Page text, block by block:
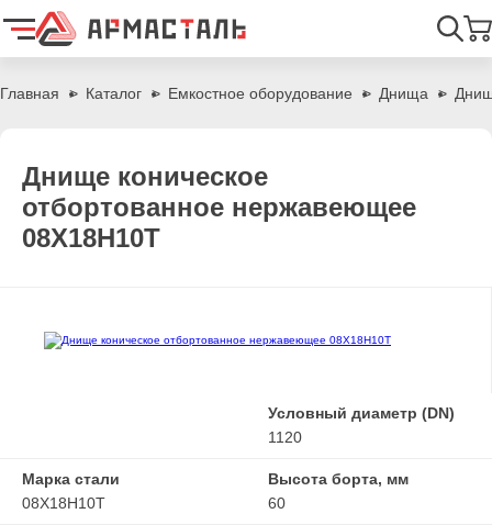
Главная
Каталог Емкостное оборудование Днища
Днище коническое
отбортованное нержавеющее
08Х18Н10Т
Условный диаметр (DN)
1120
Марка стали
08Х18Н10Т
Высота борта, мм
60